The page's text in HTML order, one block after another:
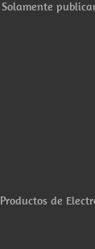
Solamente
Productos de